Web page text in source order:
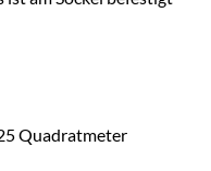
Quadratmeter